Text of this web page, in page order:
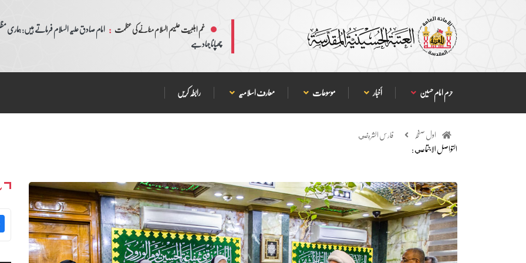
غم اہلبیت علیہم السلام منانے کی عظمت : امام صادق علیہ السلام فرماتے ہیں: ہماری
چھپانا جہاد ہے
حرم امام حسین أخبار موسوعات معارف اسلامیہ رابطہ کریں
اول صفحہ فارس الشريفي
التواصل الاجتماعي :